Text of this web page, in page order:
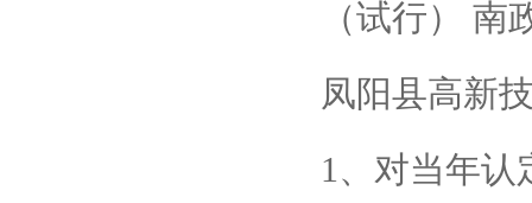
（试行） 南
凤阳县高新
1、对当年认